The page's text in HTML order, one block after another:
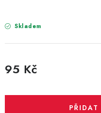
SEZÓNNÍ SVÁTKY
VYSTŘELOVACÍ
ORGANZY, STOLOVÉ
Skladem
95 Kč